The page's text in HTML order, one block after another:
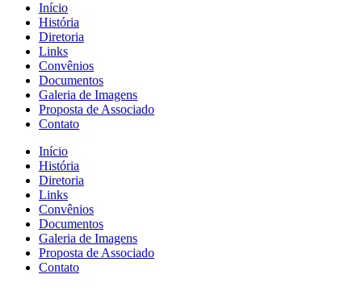
Início
História
Diretoria
Links
Convênios
Documentos
Galeria de Imagens
Proposta de Associado
Contato
Início
História
Diretoria
Links
Convênios
Documentos
Galeria de Imagens
Proposta de Associado
Contato